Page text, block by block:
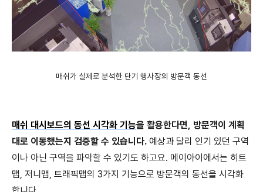
매쉬가 실제로 분석한 단기 행사장의 방문객 동선
매쉬 대시보드의 동선 시각화 기능을 활용한다면, 방문객이 계획
대로 이동했는지 검증할 수 있습니다. 예상과 달리 인기 있던 구역
이나 아닌 구역을 파악할 수 있기도 하고요. 메이아이에서는 히트
맵, 저니맵, 트래픽맵의 3가지 기능으로 방문객의 동선을 시각화